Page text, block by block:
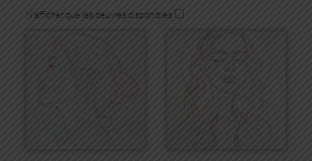
N'afficher que les oeuvres disponibles